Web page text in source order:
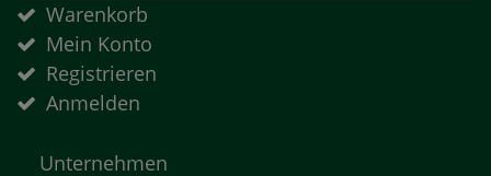
Warenkorb
Mein Konto
Registrieren
Anmelden
Unternehmen